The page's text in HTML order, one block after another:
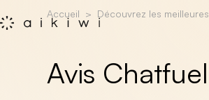
Accueil Découvrez les
Avis